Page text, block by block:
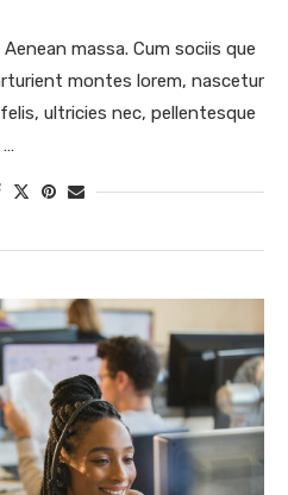
massa. Cum sociis que
montes lorem, nascetur
ultricies nec, pellentesque